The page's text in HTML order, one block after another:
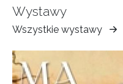
Wystawy
Wszystkie wystawy
Muzeum
Ziemi
Tarnowskiej